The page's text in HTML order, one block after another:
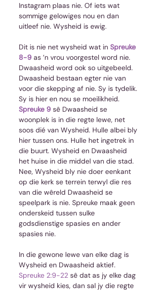
Instagram plaas nie. Of iets wat
sommige gelowiges nou en dan
uitleef nie. Wysheid is ewig.
Dit is nie net wysheid wat in Spreuke
8-9 as ’n vrou voorgestel word nie.
Dwaasheid word ook so uitgebeeld.
Dwaasheid bestaan egter nie van
voor die skepping af nie. Sy is tydelik.
Sy is hier en nou se moeilikheid.
Spreuke 9 sê Dwaasheid se
woonplek is in die regte lewe, net
soos dié van Wysheid. Hulle albei bly
hier tussen ons. Hulle het ingetrek in
die buurt. Wysheid en Dwaasheid
het huise in die middel van die stad.
Nee, Wysheid bly nie doer eenkant
op die kerk se terrein terwyl die res
van die wêreld Dwaasheid se
speelpark is nie. Spreuke maak geen
onderskeid tussen sulke
godsdienstige spasies en ander
spasies nie.
In die gewone lewe van elke dag is
Wysheid en Dwaasheid aktief.
Spreuke 2:9-22 sê dat as jy elke dag
vir wysheid kies, dan sal jy die regte